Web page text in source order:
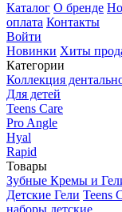
Каталог О бренде
оплата Контакты
Войти
Новинки Хиты
Категории
Коллекция
Для детей
Teens Care
Pro Angle
Hyal
Rapid
Товары
Зубные Кремы и
Детские Гели Teens
наборы детские